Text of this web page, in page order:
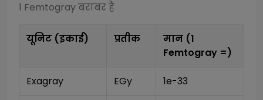
1 Femtograyबराबर है
यूनिट (इकाई) प्रतीक
मान (1
Femtogray =)
Exagray EGy 1e-33